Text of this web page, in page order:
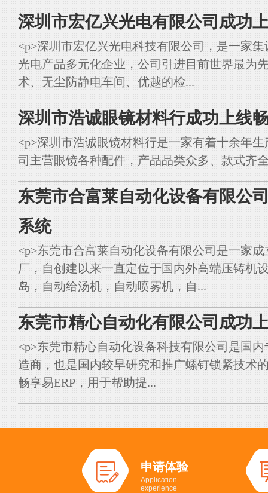
深圳市宏亿兴光电有限公司成功
<p>深圳市宏亿兴光电科技有限公司，是一家
光电产品多元化企业，公司引进目前世界最为
术、无尘防静电车间、优越的检...
深圳市浩诚眼镜材料行成功上线
<p>深圳市浩诚眼镜材料行是一家有着十余年
司主营眼镜各种配件，产品品类众多、款式齐
东莞市合富莱自动化设备有限公
系统
<p>东莞市合富莱自动化设备有限公司是一家
厂，自创建以来一直定位于国内外高端压铸机
岛，自动给汤机，自动喷雾机，自...
东莞市精心自动化有限公司成功
<p>东莞市精心自动化设备科技有限公司是国
造商，也是国内较早研究和推广螺钉锁紧技术
畅享易ERP，用于帮助提...
申请体验
Application
experience